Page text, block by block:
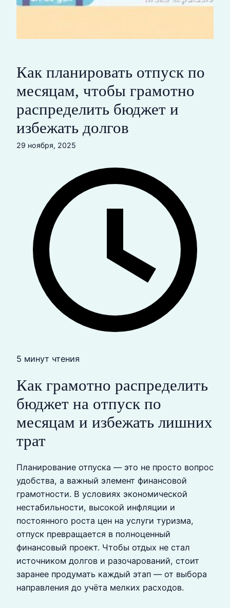
Как планировать отпуск по
месяцам, чтобы грамотно
распределить бюджет и
избежать долгов
29 ноября, 2025
5 минут чтения
Как грамотно распределить
бюджет на отпуск по
месяцам и избежать лишних
трат
Планирование отпуска — это не просто вопрос
удобства, а важный элемент финансовой
грамотности. В условиях экономической
нестабильности, высокой инфляции и
постоянного роста цен на услуги туризма,
отпуск превращается в полноценный
финансовый проект. Чтобы отдых не стал
источником долгов и разочарований, стоит
заранее продумать каждый этап — от выбора
направления до учёта мелких расходов.